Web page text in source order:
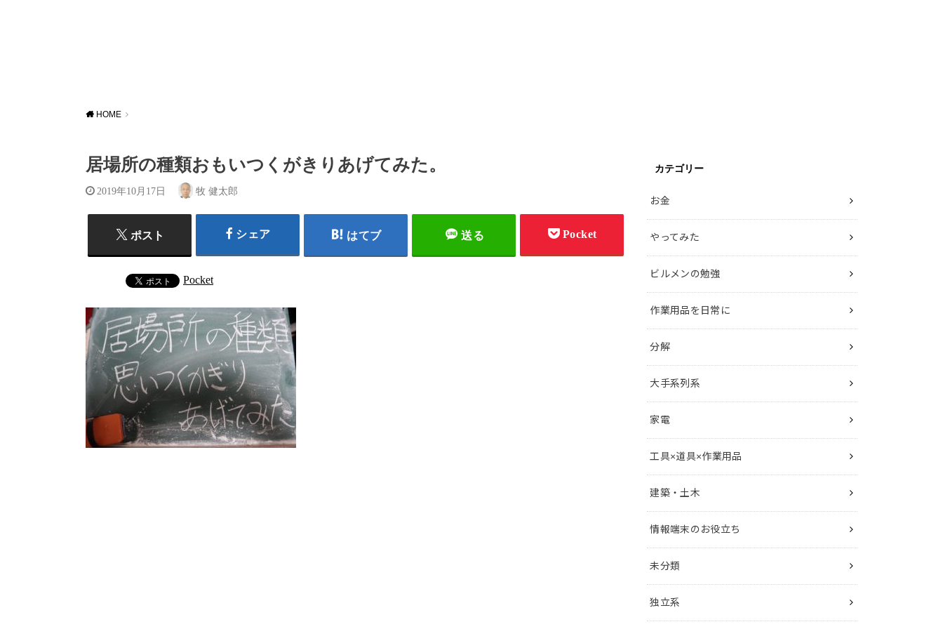
HOME
居場所の種類おもいつくがきりあげてみた。
2019年10月17日 牧 健太郎
ポスト シェア はてブ 送る Pocket
Pocket
カテゴリー
お金
やってみた
ビルメンの勉強
作業用品を日常に
分解
大手系列系
家電
工具×道具×作業用品
建築・土木
情報端末のお役立ち
未分類
独立系